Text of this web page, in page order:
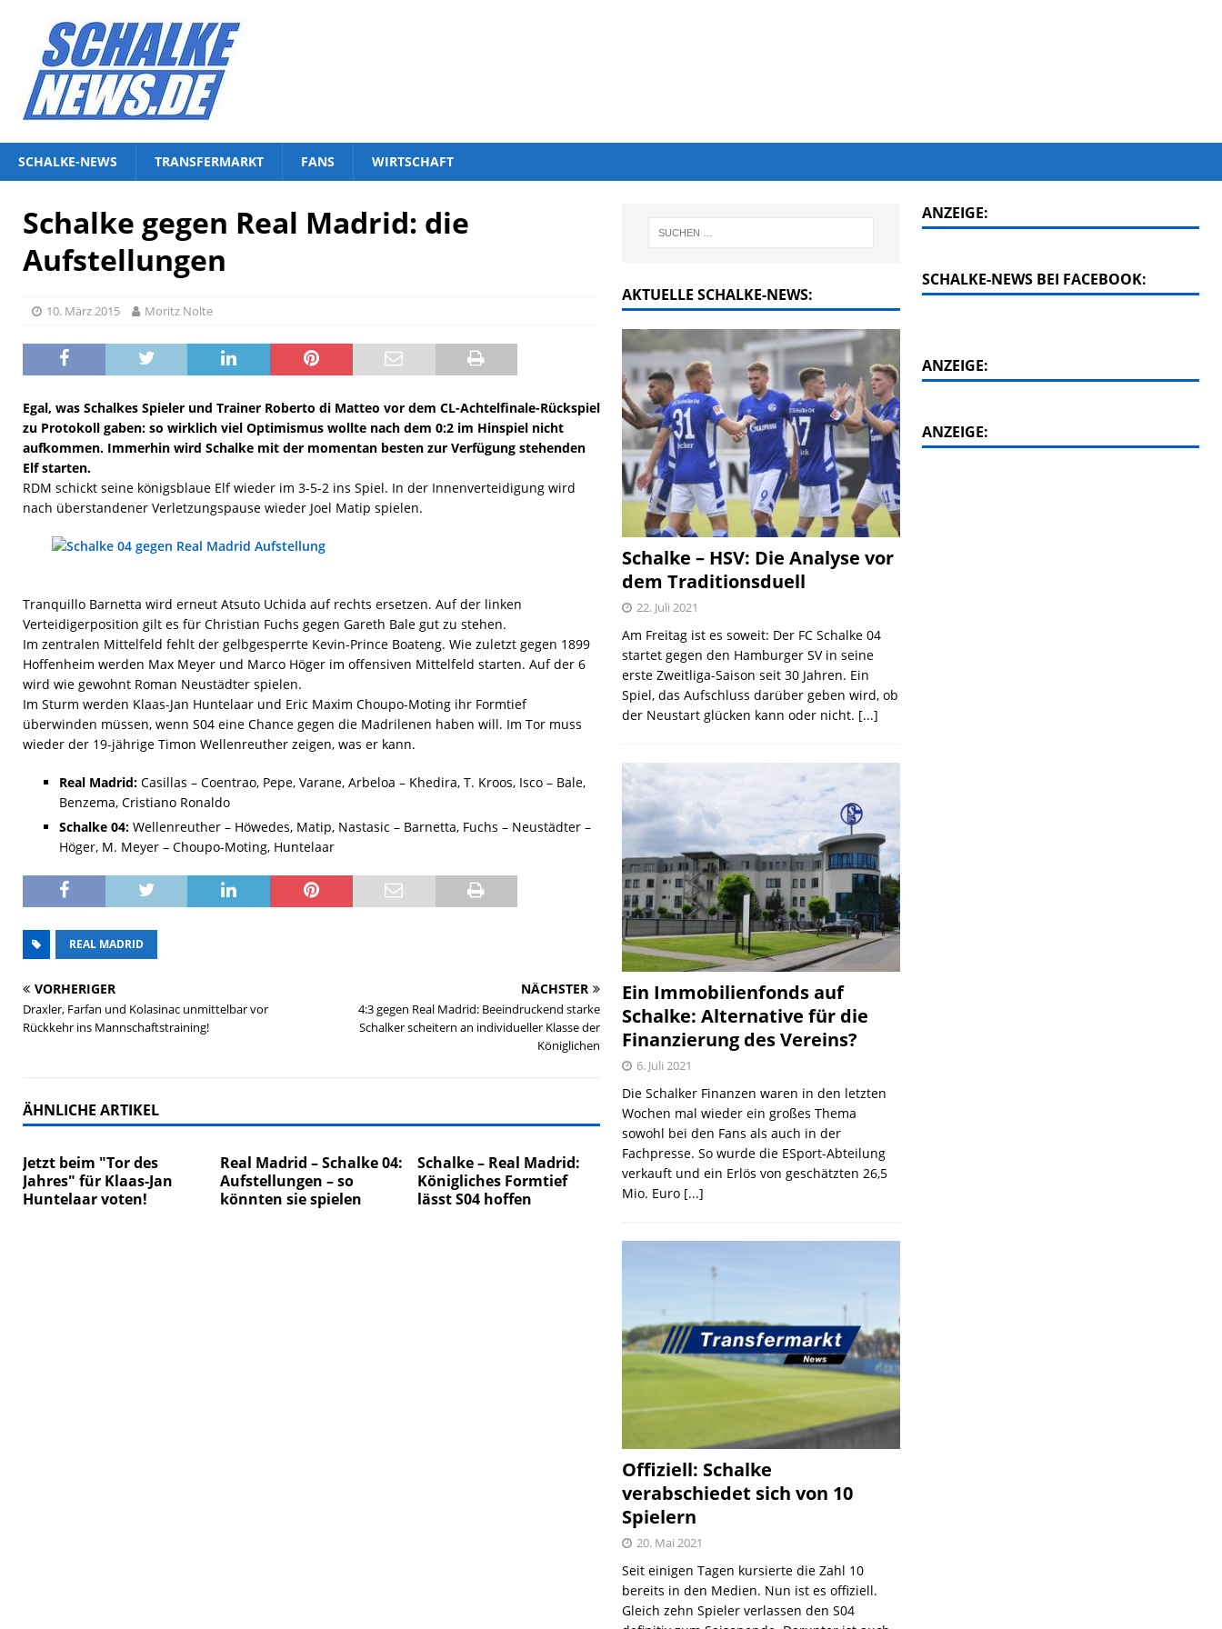
SCHALKE-NEWS TRANSFERMARKT FANS WIRTSCHAFT
Schalke gegen Real Madrid: die
Aufstellungen
10. März 2015 Moritz Nolte
Egal, was Schalkes Spieler und Trainer Roberto di Matteo vor dem CL-Achtelfinale-Rückspiel
zu Protokoll gaben: so wirklich viel Optimismus wollte nach dem 0:2 im Hinspiel nicht
aufkommen. Immerhin wird Schalke mit der momentan besten zur Verfügung stehenden
Elf starten.
RDM schickt seine königsblaue Elf wieder im 3-5-2 ins Spiel. In der Innenverteidigung wird
nach überstandener Verletzungspause wieder Joel Matip spielen.
Tranquillo Barnetta wird erneut Atsuto Uchida auf rechts ersetzen. Auf der linken
Verteidigerposition gilt es für Christian Fuchs gegen Gareth Bale gut zu stehen.
Im zentralen Mittelfeld fehlt der gelbgesperrte Kevin-Prince Boateng. Wie zuletzt gegen 1899
Hoffenheim werden Max Meyer und Marco Höger im offensiven Mittelfeld starten. Auf der 6
wird wie gewohnt Roman Neustädter spielen.
Im Sturm werden Klaas-Jan Huntelaar und Eric Maxim Choupo-Moting ihr Formtief
überwinden müssen, wenn S04 eine Chance gegen die Madrilenen haben will. Im Tor muss
wieder der 19-jährige Timon Wellenreuther zeigen, was er kann.
Real Madrid: Casillas – Coentrao, Pepe, Varane, Arbeloa – Khedira, T. Kroos, Isco – Bale,
Benzema, Cristiano Ronaldo
Schalke 04: Wellenreuther – Höwedes, Matip, Nastasic – Barnetta, Fuchs – Neustädter –
Höger, M. Meyer – Choupo-Moting, Huntelaar
REAL MADRID
VORHERIGER
Draxler, Farfan und Kolasinac unmittelbar vor
Rückkehr ins Mannschaftstraining!
NÄCHSTER
4:3 gegen Real Madrid: Beeindruckend starke
Schalker scheitern an individueller Klasse der
Königlichen
ÄHNLICHE ARTIKEL
Jetzt beim "Tor des
Jahres" für Klaas-Jan
Huntelaar voten!
Real Madrid – Schalke 04:
Aufstellungen – so
könnten sie spielen
Schalke – Real Madrid:
Königliches Formtief
lässt S04 hoffen
AKTUELLE SCHALKE-NEWS:
Schalke – HSV: Die Analyse vor
dem Traditionsduell
22. Juli 2021
Am Freitag ist es soweit: Der FC Schalke 04
startet gegen den Hamburger SV in seine
erste Zweitliga-Saison seit 30 Jahren. Ein
Spiel, das Aufschluss darüber geben wird, ob
der Neustart glücken kann oder nicht. [...]
Ein Immobilienfonds auf
Schalke: Alternative für die
Finanzierung des Vereins?
6. Juli 2021
Die Schalker Finanzen waren in den letzten
Wochen mal wieder ein großes Thema
sowohl bei den Fans als auch in der
Fachpresse. So wurde die ESport-Abteilung
verkauft und ein Erlös von geschätzten 26,5
Mio. Euro [...]
Offiziell: Schalke
verabschiedet sich von 10
Spielern
20. Mai 2021
Seit einigen Tagen kursierte die Zahl 10
bereits in den Medien. Nun ist es offiziell.
Gleich zehn Spieler verlassen den S04
ANZEIGE:
SCHALKE-NEWS BEI FACEBOOK:
ANZEIGE:
ANZEIGE: